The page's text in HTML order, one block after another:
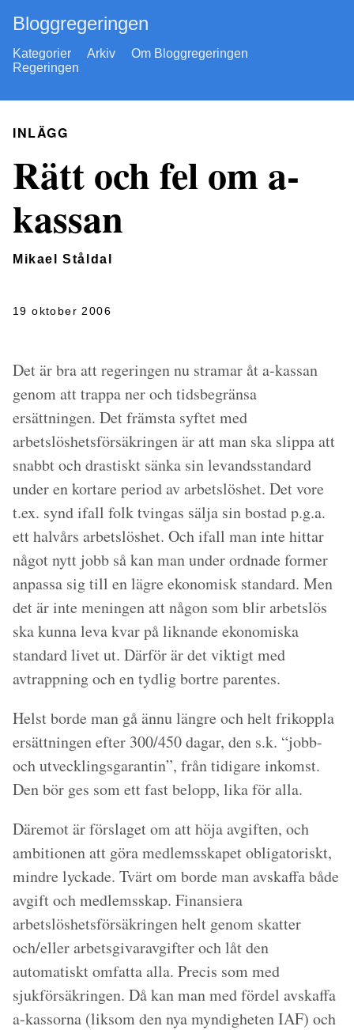
Bloggregeringen
Kategorier Arkiv
Om Bloggregeringen
Regeringen
INLÄGG
Rätt och fel om a-
kassan
Mikael Ståldal
19 oktober 2006
Det är bra att regeringen nu stramar åt a-kassan
genom att trappa ner och tidsbegränsa
ersättningen. Det främsta syftet med
arbetslöshetsförsäkringen är att man ska slippa att
snabbt och drastiskt sänka sin levandsstandard
under en kortare period av arbetslöshet. Det vore
t.ex. synd ifall folk tvingas sälja sin bostad p.g.a.
ett halvårs arbetslöshet. Och ifall man inte hittar
något nytt jobb så kan man under ordnade former
anpassa sig till en lägre ekonomisk standard. Men
det är inte meningen att någon som blir arbetslös
ska kunna leva kvar på liknande ekonomiska
standard livet ut. Därför är det viktigt med
avtrappning och en tydlig bortre parentes.
Helst borde man gå ännu längre och helt frikoppla
ersättningen efter 300/450 dagar, den s.k. “jobb-
och utvecklingsgarantin”, från tidigare inkomst.
Den bör ges som ett fast belopp, lika för alla.
Däremot är förslaget om att höja avgiften, och
ambitionen att göra medlemsskapet obligatoriskt,
mindre lyckade. Tvärt om borde man avskaffa både
avgift och medlemsskap. Finansiera
arbetslöshetsförsäkringen helt genom skatter
och/eller arbetsgivaravgifter och låt den
automatiskt omfatta alla. Precis som med
sjukförsäkringen. Då kan man med fördel avskaffa
a-kassorna (liksom den nya myndigheten IAF) och